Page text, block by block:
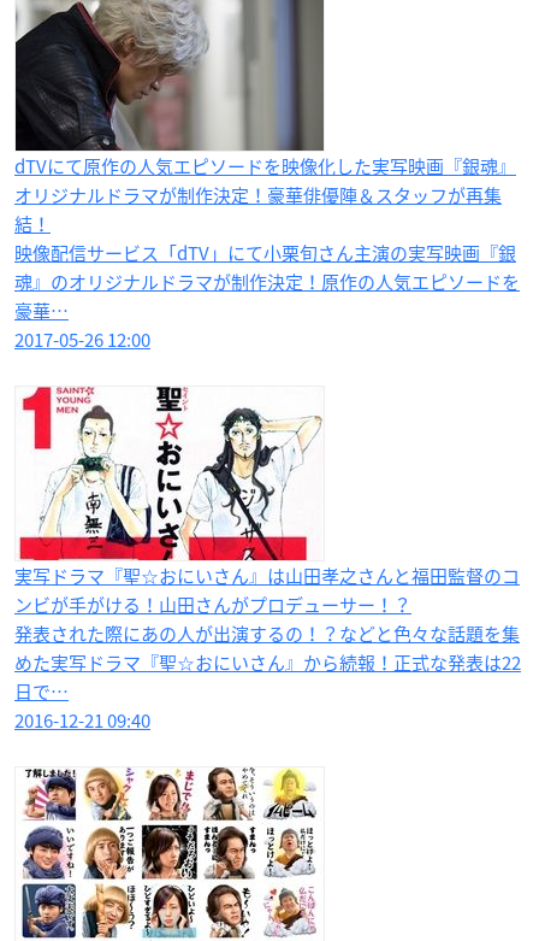
dTVにて原作の人気エピソードを映像化した実写映画『銀魂』
オリジナルドラマが制作決定！豪華俳優陣＆スタッフが再集
結！
映像配信サービス「dTV」にて小栗旬さん主演の実写映画『銀
魂』のオリジナルドラマが制作決定！原作の人気エピソードを
豪華…
2017-05-26 12:00
実写ドラマ『聖☆おにいさん』は山田孝之さんと福田監督のコ
ンビが手がける！山田さんがプロデューサー！？
発表された際にあの人が出演するの！？などと色々な話題を集
めた実写ドラマ『聖☆おにいさん』から続報！正式な発表は22
日で…
2016-12-21 09:40